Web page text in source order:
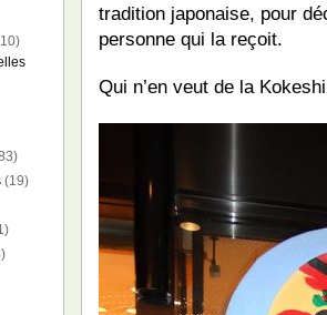
tradition japonaise, pour
personne qui la reçoit.
Qui n’en veut de la
(19)